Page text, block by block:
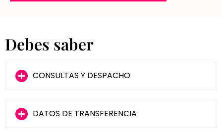
Debes saber
CONSULTAS Y DESPACHO
DATOS DE TRANSFERENCIA